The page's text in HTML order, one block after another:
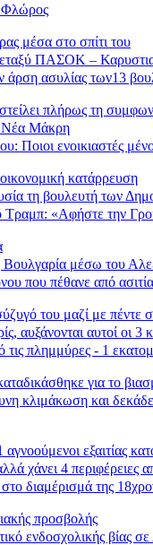
Φλώρος
μέσα στο σπίτι του
ΠΑΣΟΚ –
ασυλίας των13
πλήρως τη
Νέα Μάκρη
Ποιοι ενοικιαστές
κατάρρευση
τη βουλευτή των
«Αφήστε την
μέσω του
που πέθανε από
του μαζί με πέντε
αυξάνονται αυτοί οι 3
πλημμύρες - 1
για το
κλιμάκωση και
εξαιτίας
χάνει 4
διαμέρισμά της
προσβολής
ενδοσχολικής βίας